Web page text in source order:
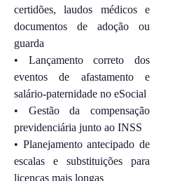
certidões, laudos médicos e
documentos de adoção ou
guarda
• Lançamento correto dos
eventos de afastamento e
salário-paternidade no eSocial
• Gestão da compensação
previdenciária junto ao INSS
• Planejamento antecipado de
escalas e substituições para
licenças mais longas